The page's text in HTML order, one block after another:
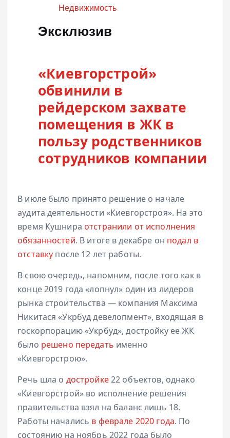
КатегорияНедвижимость
Эксклюзив
«Киевгорстрой»
обвинили в
рейдерском захвате
помещения в ЖК в
пользу родственников
сотрудников компании
В июле было принято решение о начале
аудита деятельности «Киевгорстроя». На это
время Кушнира отстранили от исполнения
обязанностей. В итоге в декабре он подал в
отставку после 12 лет работы.
В свою очередь, напомним, после того как в
конце 2019 года «лопнул» один из лидеров
рынка строительства — компания Максима
Никитася «Укрбуд девелопмент», входящая в
госкорпорацию «Укрбуд», достройку ее ЖК
было решено передать именно
«Киевгорстрою».
Речь шла о достройке22 объектов, однако
«Киевгорстрой» во исполнение решения
правительства взял на баланс лишь 18.
Работы начались в феврале 2020 года. По
состоянию на ноябрь 2022 года было